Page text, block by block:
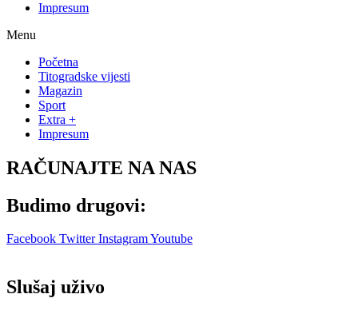
Impresum
Menu
Početna
Titogradske vijesti
Magazin
Sport
Extra +
Impresum
RAČUNAJTE NA NAS
Budimo drugovi:
Facebook Twitter InstagramYoutube
Slušaj uživo